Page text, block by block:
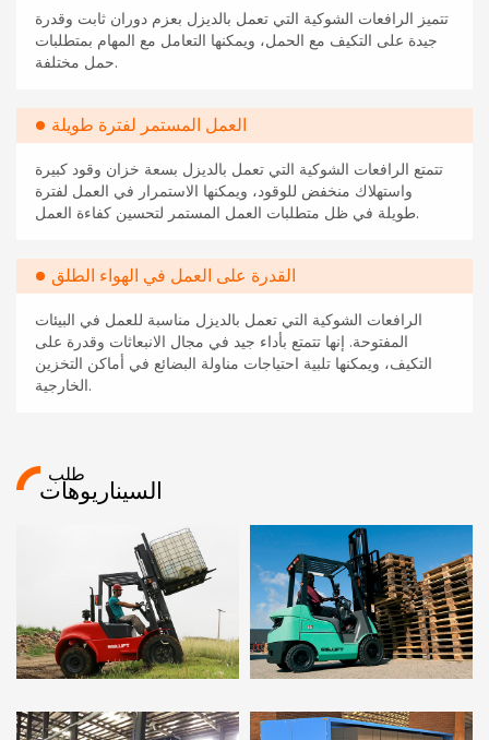
تتميز الرافعات الشوكية التي تعمل بالديزل بعزم دوران ثابت وقدرة
جيدة على التكيف مع الحمل، ويمكنها التعامل مع المهام بمتطلبات
حمل مختلفة.
العمل المستمر لفترة طويلة
تتمتع الرافعات الشوكية التي تعمل بالديزل بسعة خزان وقود كبيرة
واستهلاك منخفض للوقود، ويمكنها الاستمرار في العمل لفترة
طويلة في ظل متطلبات العمل المستمر لتحسين كفاءة العمل.
القدرة على العمل في الهواء الطلق
الرافعات الشوكية التي تعمل بالديزل مناسبة للعمل في البيئات
المفتوحة. إنها تتمتع بأداء جيد في مجال الانبعاثات وقدرة على
التكيف، ويمكنها تلبية احتياجات مناولة البضائع في أماكن التخزين
الخارجية.
طلب
السيناريوهات